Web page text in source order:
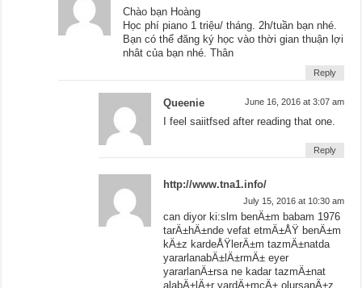
Chào bạn Hoàng
Học phí piano 1 triệu/ tháng. 2h/tuần bạn nhé.
Bạn có thể đăng ký học vào thời gian thuận lợi
nhât của bạn nhé. Thân
Reply
Queenie June 16, 2016 at 3:07 am
I feel saiitfsed after reading that one.
Reply
http://www.tna1.info/
July 15, 2016 at 10:30 am
can diyor ki:slm benÄ±m babam 1976
tarÄ±hÄ±nde vefat etmÄ±ÅŸ benÄ±m
kÄ±z kardeÅŸlerÄ±m tazmÄ±natda
yararlanabÄ±lÄ±rmÄ± eyer
yararlanÄ±rsa ne kadar tazmÄ±nat
alabÄ±lÄ±r yardÄ±mcÄ± olursanÄ±z